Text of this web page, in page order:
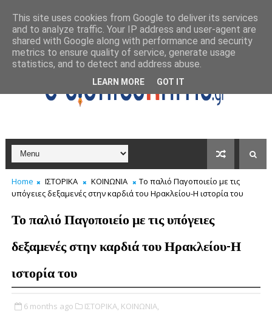
Home ΙΣΤΟΡΙΚΑ ΚΟΙΝΩΝΙΑ
Το παλιό Παγοποιείο με τις
υπόγειες δεξαμενές στην καρδιά του Ηρακλείου-Η ιστορία του
Το παλιό Παγοποιείο με τις υπόγειες
δεξαμενές στην καρδιά του Ηρακλείου-Η
ιστορία του
6 months ago ΙΣΤΟΡΙΚΑ, ΚΟΙΝΩΝΙΑ,
This site uses cookies from Google to deliver its services
and to analyze traffic. Your IP address and user-agent are
shared with Google along with performance and security
metrics to ensure quality of service, generate usage
statistics, and to detect and address abuse.
LEARN MORE GOT IT